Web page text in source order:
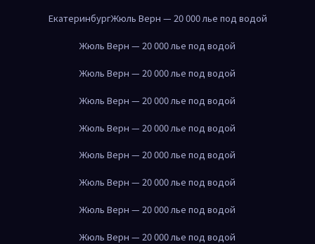
ЕкатеринбургЖюль Верн — 20 000 лье под водой
Жюль Верн — 20 000 лье под водой
Жюль Верн — 20 000 лье под водой
Жюль Верн — 20 000 лье под водой
Жюль Верн — 20 000 лье под водой
Жюль Верн — 20 000 лье под водой
Жюль Верн — 20 000 лье под водой
Жюль Верн — 20 000 лье под водой
Жюль Верн — 20 000 лье под водой